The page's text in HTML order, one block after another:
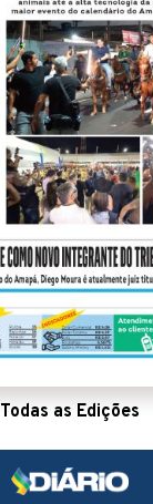
Todas as Edições